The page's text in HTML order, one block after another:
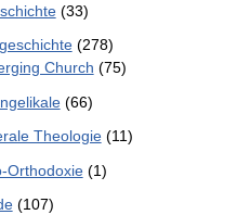
(33)
(278)
Church (75)
(66)
Theologie(11)
Orthodoxie(1)
(107)